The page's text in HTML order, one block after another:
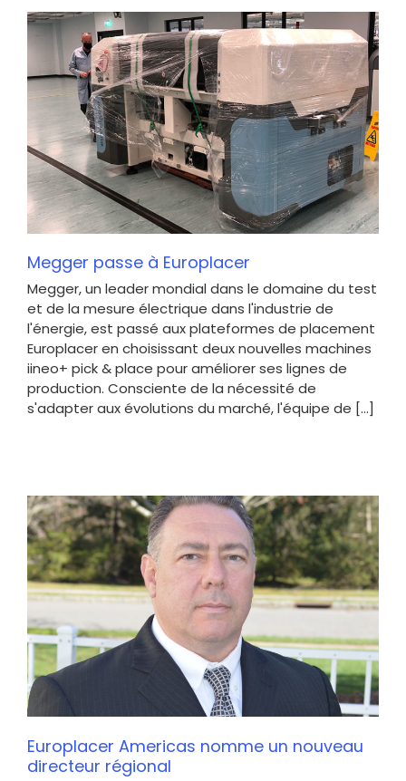
Megger passe à Europlacer
Megger, un leader mondial dans le domaine du test
et de la mesure électrique dans l'industrie de
l'énergie, est passé aux plateformes de placement
Europlacer en choisissant deux nouvelles machines
iineo+ pick & place pour améliorer ses lignes de
production. Consciente de la nécessité de
s'adapter aux évolutions du marché, l'équipe de [...]
Europlacer Americas nomme un nouveau
directeur régional